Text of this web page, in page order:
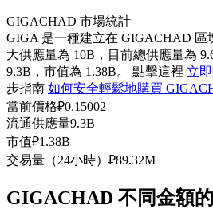
跟單
與頂尖交易專家同行
GIGACHAD 市場統計
GIGA 是一種建立在 GIGACHAD 區
大供應量為 10B，目前總供應量為
9.3B，市值為 1.38B。 點擊這裡 立
步指南 如何安全輕鬆地購買
當前價格₽0.15002
流通供應量9.3B
市值₽1.38B
交易量（24小時） ₽89.32M
GIGACHAD 不同金額